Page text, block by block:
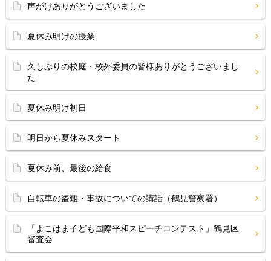
声がけありがとうございました
夏休み明けの授業
久しぶりの校庭・校外委員の皆様ありがとうございまし
た
夏休み明け初日
明日から夏休みスタート
夏休み前、最後の給食
自転車の盗難・事故についての講話（鶴見警察署）
「よこはま子ども国際平和スピーチコンテスト」鶴見区
審査会